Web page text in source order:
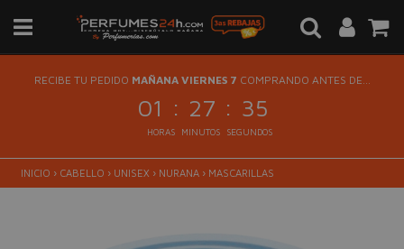
RECIBE TU PEDIDO MAÑANA VIERNES 7 COMPRANDO ANTES DE...
01 : 27 : 35
HORAS MINUTOS SEGUNDOS
INICIO › CABELLO › UNISEX › NURANA › MASCARILLAS